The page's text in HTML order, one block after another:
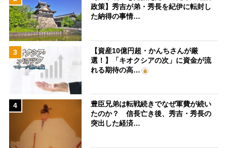
政策】秀吉が弟・秀長を紀伊に転封し
た納得の事情…
3
【資産10億円超・かんちさんが厳
選！】「キオクシアの次」に資金が流
れる期待の高…
4
豊臣兄弟は転戦続きでなぜ軍費が続い
たのか？ 信長亡き後、秀吉・秀長の
突出した経済…